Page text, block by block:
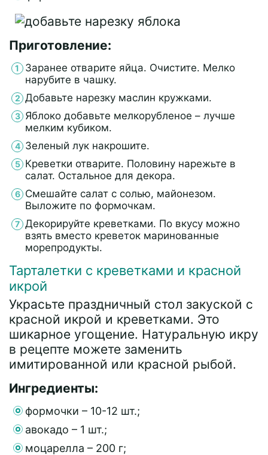
Приготовление:
Заранее отварите яйца. Очистите. Мелко
нарубите в чашку.
Добавьте нарезку маслин кружками.
Яблоко добавьте мелкорубленое – лучше
мелким кубиком.
Зеленый лук накрошите.
Креветки отварите. Половину нарежьте в
салат. Остальное для декора.
Смешайте салат с солью, майонезом.
Выложите по формочкам.
Декорируйте креветками. По вкусу можно
взять вместо креветок маринованные
морепродукты.
Тарталетки с креветками и красной
икрой
Украсьте праздничный стол закуской с
красной икрой и креветками. Это
шикарное угощение. Натуральную икру
в рецепте можете заменить
имитированной или красной рыбой.
Ингредиенты:
формочки – 10-12 шт.;
авокадо – 1 шт.;
моцарелла – 200 г;